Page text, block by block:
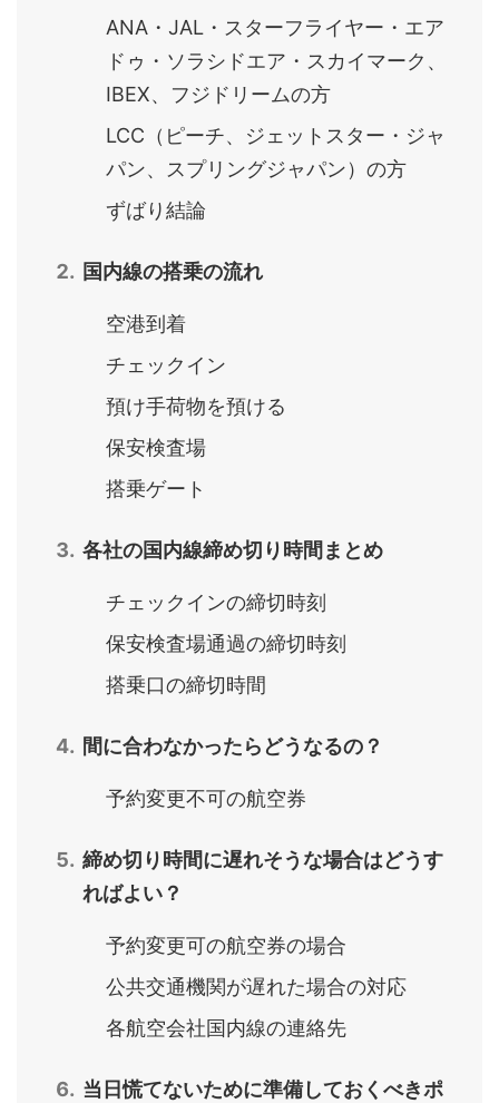
ANA・JAL・スターフライヤー・エア
ドゥ・ソラシドエア・スカイマーク、
IBEX、フジドリームの方
LCC（ピーチ、ジェットスター・ジャ
パン、スプリングジャパン）の方
ずばり結論
国内線の搭乗の流れ
空港到着
チェックイン
預け手荷物を預ける
保安検査場
搭乗ゲート
各社の国内線締め切り時間まとめ
チェックインの締切時刻
保安検査場通過の締切時刻
搭乗口の締切時間
間に合わなかったらどうなるの？
予約変更不可の航空券
締め切り時間に遅れそうな場合はどうす
ればよい？
予約変更可の航空券の場合
公共交通機関が遅れた場合の対応
各航空会社国内線の連絡先
当日慌てないために準備しておくべきポ